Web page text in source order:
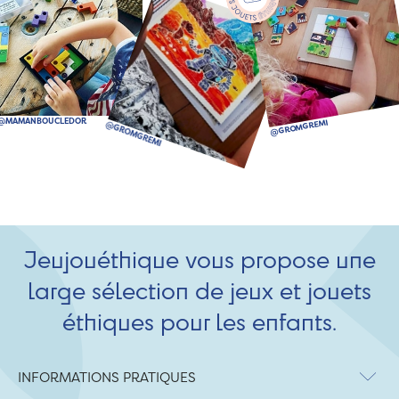
Jeujouéthique vous propose une
large sélection de jeux et jouets
éthiques pour les enfants.
INFORMATIONS PRATIQUES